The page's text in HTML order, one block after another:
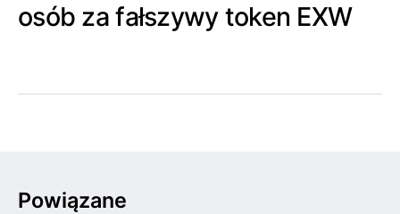
osób za fałszywy token EXW
Powiązane